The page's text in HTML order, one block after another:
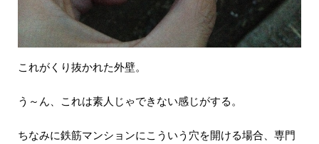
これがくり抜かれた外壁。
う～ん、これは素人じゃできない感じがする。
ちなみに鉄筋マンションにこういう穴を開ける場合、専門